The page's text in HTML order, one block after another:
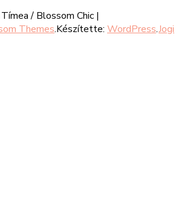
/ Blossom Chic |
Themes.Készítette: WordPress.Jogi